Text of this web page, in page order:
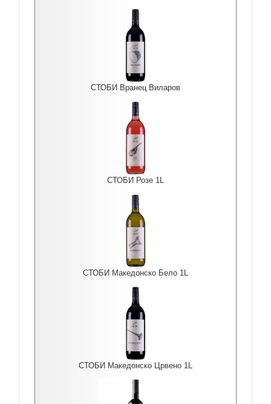
СТОБИ Вранец Виларов
СТОБИ Розе 1L
СТОБИ Македонско Бело 1L
СТОБИ Македонско Црвено 1L